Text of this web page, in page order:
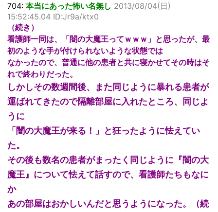
704: 本当にあった怖い名無し 2013/08/04(日)
15:52:45.04 ID:Jr9a/ktx0
（続き）
看護師一同は、「闇の大魔王ってｗｗｗ」と思ったが、最
初のような手が付けられないような状態では
なかったので、普通に他の患者と共に寝かせてその時はそ
れで終わりだった。
しかしその数週間後、また同じように暴れる患者が
運ばれてきたので隔離部屋に入れたところ、同じよ
うに
「闇の大魔王が来る！」と狂ったように怯えてい
た。
その後も数名の患者がまったく同じように『闇の大
魔王』について怯えて話すので、看護師たちもなに
か
あの部屋はおかしいんだと思うようになった。（続